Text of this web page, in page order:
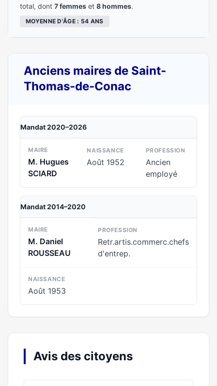
total, dont 7 femmes et 8 hommes.
MOYENNE D'ÂGE : 54 ANS
Anciens maires de Saint-
Thomas-de-Conac
Mandat 2020–2026
MAIRE
M. Hugues
SCIARD
NAISSANCE
Août 1952
PROFESSION
Ancien
employé
Mandat 2014–2020
MAIRE
M. Daniel
ROUSSEAU
PROFESSION
Retr.artis.commerc.chefs
d'entrep.
NAISSANCE
Août 1953
Avis des citoyens